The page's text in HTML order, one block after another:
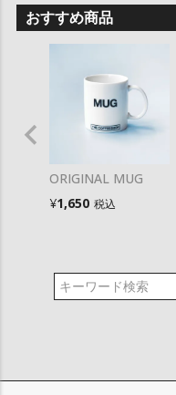
おすすめ商品
ORIGINAL MUG
¥1,650 税込